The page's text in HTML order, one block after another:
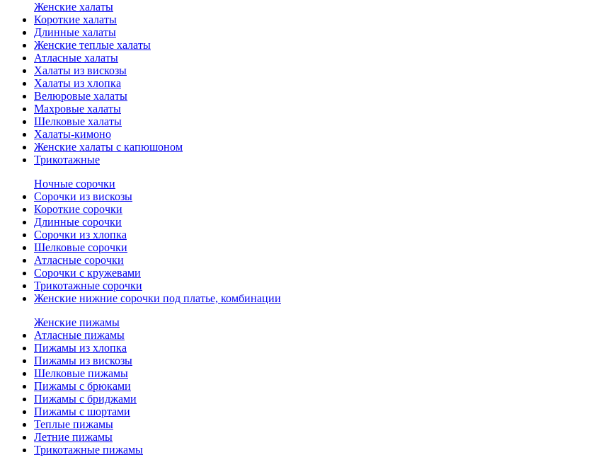
Женские халаты
Короткие халаты
Длинные халаты
Женские теплые халаты
Атласные халаты
Халаты из вискозы
Халаты из хлопка
Велюровые халаты
Махровые халаты
Шелковые халаты
Халаты-кимоно
Женские халаты с капюшоном
Трикотажные
Ночные сорочки
Сорочки из вискозы
Короткие сорочки
Длинные сорочки
Сорочки из хлопка
Шелковые сорочки
Атласные сорочки
Сорочки с кружевами
Трикотажные сорочки
Женские нижние сорочки под платье, комбинации
Женские пижамы
Атласные пижамы
Пижамы из хлопка
Пижамы из вискозы
Шелковые пижамы
Пижамы с брюками
Пижамы с бриджами
Пижамы с шортами
Теплые пижамы
Летние пижамы
Трикотажные пижамы